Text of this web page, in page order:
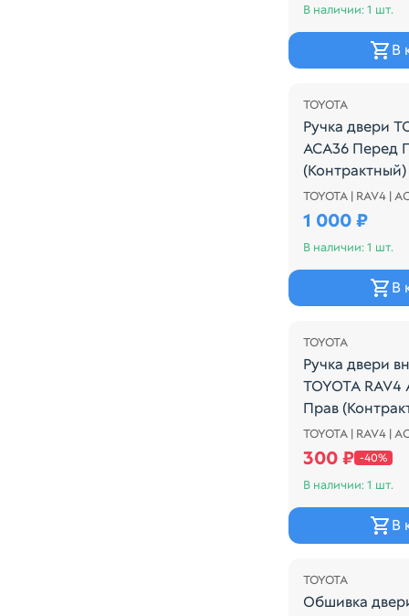
В наличии: 1 шт.
В
TOYOTA
Ручка двери
ACA36 Перед
Ручка двери
TOYOTA | RAV4 |
1 000 ₽
В наличии: 1 шт.
В
Распродажа
TOYOTA
Ручка двери
TOYOTA
Прав
Ручка двери
TOYOTA | RAV4 |
300 ₽ -40%
В наличии: 1 шт.
В
TOYOTA
Обшивка